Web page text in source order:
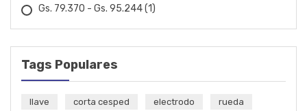
Gs. 79.370 - Gs. 95.244(1)
Tags Populares
llave corta cesped electrodo
rueda